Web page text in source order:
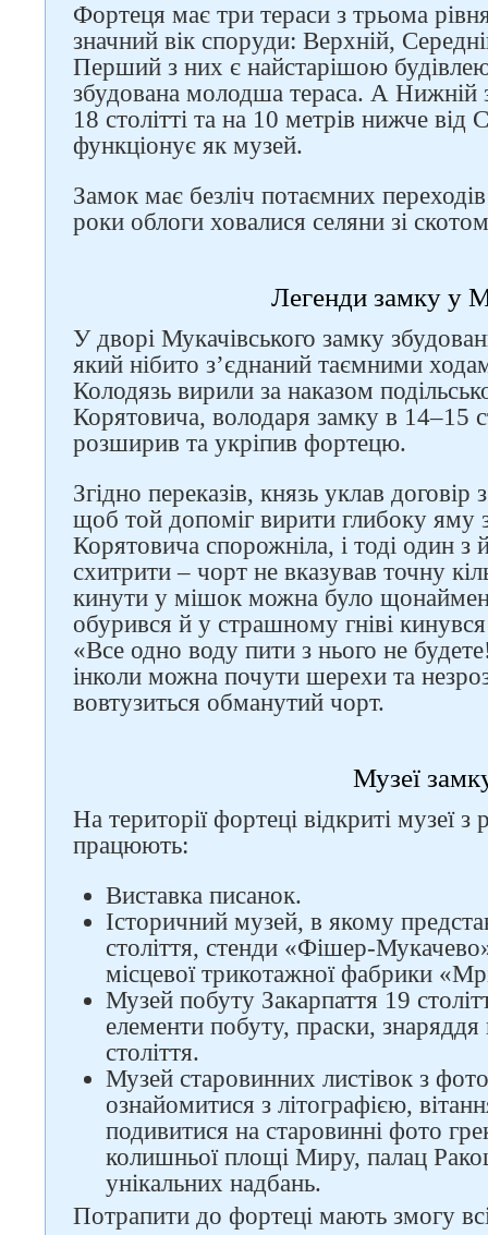
Фортеця має три тераси з трьома
значний вік споруди: Верхній,
Перший з них є найстарішою
збудована молодша тераса. А Нижній
18 столітті та на 10 метрів нижче від
функціонує як музей.
Замок має безліч потаємних
роки облоги ховалися селяни зі
Легенди замку у
У дворі Мукачівського замку
який нібито з’єднаний таємними
Колодязь вирили за наказом
Корятовича, володаря замку в 14–15
розширив та укріпив фортецю.
Згідно переказів, князь уклав
щоб той допоміг вирити глибоку яму
Корятовича спорожніла, і тоді один з
схитрити – чорт не вказував точну
кинути у мішок можна було
обурився й у страшному гніві
«Все одно воду пити з нього не
інколи можна почути шерехи та
вовтузиться обманутий чорт.
Музеї
На території фортеці відкриті музеї
працюють:
Виставка писанок.
Історичний музей, в якому
століття, стенди «Фішер-
місцевої трикотажної фабрики
Музей побуту Закарпаття 19
елементи побуту, праски, знаряддя
століття.
Музей старовинних листівок з
ознайомитися з літографією,
подивитися на старовинні фото
колишньої площі Миру, палац
унікальних надбань.
Потрапити до фортеці мають змогу
Слідкуйте за нами в
соцмережах